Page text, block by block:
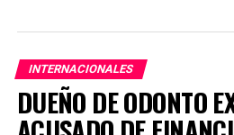
Las autoridades de ambos
Bilateral del Comité Coordinador
Argentino, del Convenio sobre
Desarrollo de los Recursos
INTERNACIONALES
DUEÑO DE ODONTO